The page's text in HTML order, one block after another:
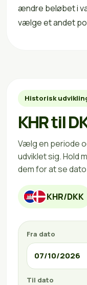
ændre beløbet i
vælge et andet
Historisk
KHR til
Vælg en periode
udviklet sig. Hold
dem for at se
KHR/DKK
Fra dato
Til dato